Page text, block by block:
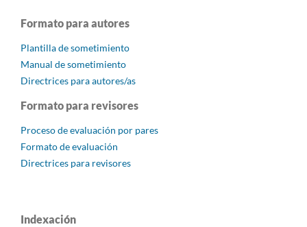
Formato para autores
Plantilla de sometimiento
Manual de sometimiento
Directrices para autores/as
Formato para revisores
Proceso de evaluación por pares
Formato de evaluación
Directrices para revisores
Indexación